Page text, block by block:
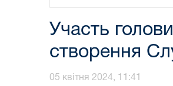
Участь
створення
05 квітня 2024, 11:41